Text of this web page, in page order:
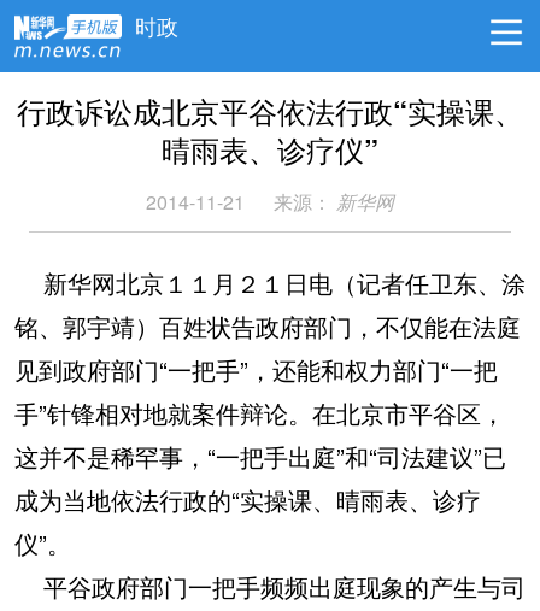
时政
行政诉讼成北京平谷依法行政“实操课、
晴雨表、诊疗仪”
2014-11-21 来源： 新华网
新华网北京１１月２１日电（记者任卫东、涂
铭、郭宇靖）百姓状告政府部门，不仅能在法庭
见到政府部门“一把手”，还能和权力部门“一把
手”针锋相对地就案件辩论。在北京市平谷区，
这并不是稀罕事，“一把手出庭”和“司法建议”已
成为当地依法行政的“实操课、晴雨表、诊疗
仪”。
平谷政府部门一把手频频出庭现象的产生与司